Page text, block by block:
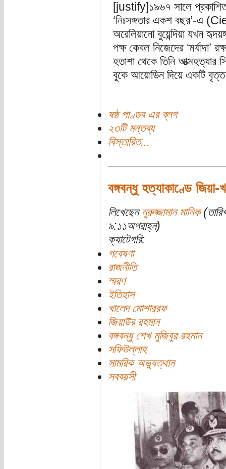
[justify]১৯৬৭ সালে প্রকাশিত
‘নিঃসঙ্গতার একশ বছর’-এ
অরেলিয়ানো বুয়েন্দিয়া যখন
পক্ষ কেবল নিজেদের ‘মর্যাদা’
হতাশা থেকে তিনি আত্মহত্যার
বুকে আয়োডিন দিয়ে একটি
ষষ্ঠ পাণ্ডব এর ব্লগ
২৩টি মন্তব্য
বিস্তারিত...
বঙ্গবন্ধু হত্যাকাণ্ডে
লিখেছেন নুরুজ্জামান মানিক
৯:১১অপরাহ্ন)
ক্যাটেগরি:
গবেষণা
রাজনীতি
স্মরণ
ইতিহাস
খালেদ মোশাররফ
জিয়াউর রহমান
বঙ্গবন্ধু শেখ মুজিবুর রহমান
সফিউল্লাহ
সামরিক অভ্যুত্থান
সববয়সী